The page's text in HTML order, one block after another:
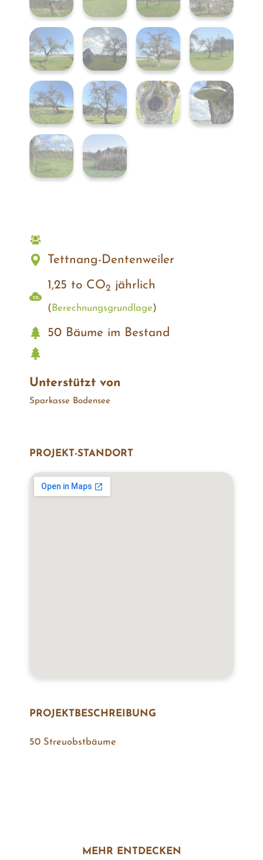
Tettnang-Dentenweiler
1,25 to CO2 jährlich
( Berechnungs­grundlage)
50 Bäume im Bestand
Unterstützt von
Sparkasse Bodensee
PROJEKT-STANDORT
PROJEKT­BESCHREIBUNG
MEHR ENTDECKEN